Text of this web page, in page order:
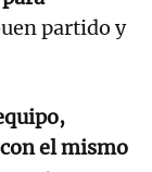
partido y
el mismo